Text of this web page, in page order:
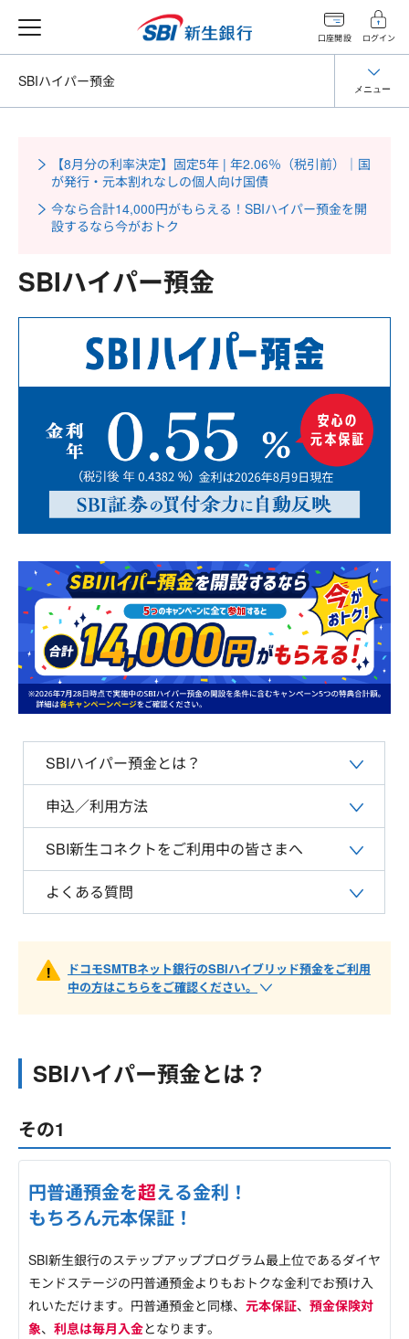
口座開設 ログイン
【8月分の利率決定】固定5年 | 年2.06％（税引前）｜国
が発行・元本割れなしの個人向け国債
今なら合計14,000円がもらえる！SBIハイパー預金を開
設するなら今がおトク
SBIハイパー預金
SBIハイパー預金とは？
申込／利用方法
SBI新生コネクトをご利用中の皆さまへ
よくある質問
ドコモSMTBネット銀行のSBIハイブリッド預金をご利用
中の方はこちらをご確認ください。
SBIハイパー預金とは？
その1
円普通預金を超える金利！
もちろん元本保証！
SBI新生銀行のステップアッププログラム最上位であるダイヤ
モンドステージの円普通預金よりもおトクな金利でお預け入
れいただけます。円普通預金と同様、 元本保証、 預金保険対
象、 利息は毎月入金となります。
SBIハイパー預金 メニュー